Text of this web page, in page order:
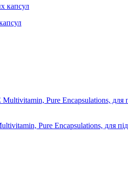
Pure Encapsulations, для